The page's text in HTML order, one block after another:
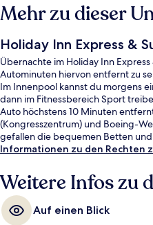
Mehr zu dieser
Holiday Inn Express &
Übernachte im Holiday Inn
Autominuten hiervon entfernt zu
Im Innenpool kannst du morgens
dann im Fitnessbereich Sport
Auto höchstens 10 Minuten
(Kongresszentrum) und Boeing-
gefallen die bequemen Betten
Informationen zu den Rechten
Weitere Infos zu
Auf einen Blick